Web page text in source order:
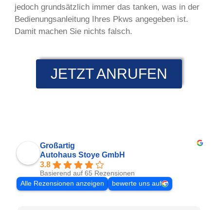
jedoch grundsätzlich immer das tanken, was in der
Bedienungsanleitung Ihres Pkws angegeben ist.
Damit machen Sie nichts falsch.
JETZT ANRUFEN
Großartig
Autohaus Stoye GmbH
3.8
Basierend auf 65 Rezensionen
Alle Rezensionen anzeigen
bewerte uns auf